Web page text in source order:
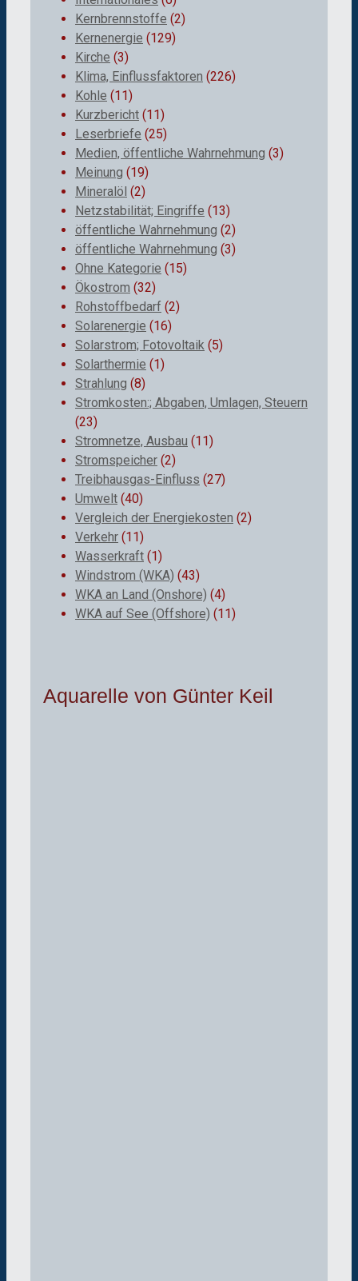
Kernbrennstoffe (2)
Kernenergie (129)
Kirche (3)
Klima, Einflussfaktoren (226)
Kohle (11)
Kurzbericht (11)
Leserbriefe (25)
Medien, öffentliche Wahrnehmung (3)
Meinung (19)
Mineralöl (2)
Netzstabilität; Eingriffe (13)
öffentliche Wahrnehmung (2)
öffentliche Wahrnehmung (3)
Ohne Kategorie (15)
Ökostrom (32)
Rohstoffbedarf (2)
Solarenergie (16)
Solarstrom; Fotovoltaik (5)
Solarthermie (1)
Strahlung (8)
Stromkosten:; Abgaben, Umlagen, Steuern
(23)
Stromnetze, Ausbau (11)
Stromspeicher (2)
Treibhausgas-Einfluss (27)
Umwelt (40)
Vergleich der Energiekosten (2)
Verkehr (11)
Wasserkraft (1)
Windstrom (WKA) (43)
WKA an Land (Onshore) (4)
WKA auf See (Offshore) (11)
Aquarelle von Günter Keil